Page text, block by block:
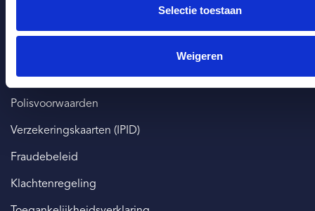
Selectie toestaan
Weigeren
Beloningsbeleid
Polisvoorwaarden
Verzekeringskaarten (IPID)
Fraudebeleid
Klachtenregeling